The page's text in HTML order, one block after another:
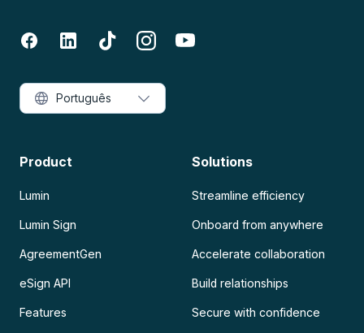
Product
Lumin
Lumin Sign
AgreementGen
eSign API
Features
Solutions
Streamline efficiency
Onboard from anywhere
Accelerate collaboration
Build relationships
Secure with confidence
Português